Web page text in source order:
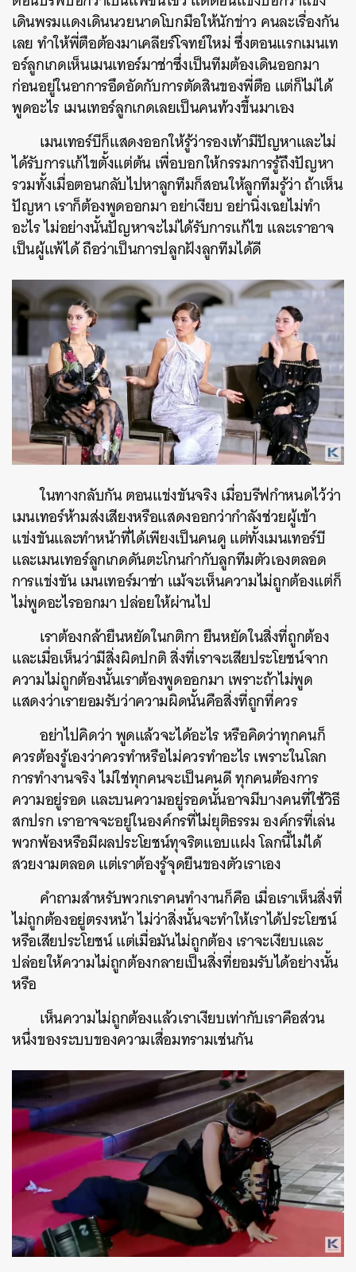
เดินพรมแดงเดินนวยนาดโบกมือให้นักข่าว คนละเรื่องกัน
เลย ทำให้พี่ตือต้องมาเคลียร์โจทย์ใหม่ ซึ่งตอนแรกเมนเท
อร์ลูกเกดเห็นเมนเทอร์มาช่าซึ่งเป็นทีมต้องเดินออกมา
ก่อนอยู่ในอาการอึดอัดกับการตัดสินของพี่ตือ แต่ก็ไม่ได้
พูดอะไร เมนเทอร์ลูกเกดเลยเป็นคนท้วงขึ้นมาเอง​
เมนเทอร์บีก็แสดงออกให้รู้ว่ารองเท้ามีปัญหาและไม่
ได้รับการแก้ไขตั้งแต่ต้น เพื่อบอกให้กรรมการรู้ถึงปัญหา
รวมทั้งเมื่อตอนกลับไปหาลูกทีมก็สอนให้ลูกทีมรู้ว่า ถ้าเห็น
ปัญหา เราก็ต้องพูดออกมา อย่าเงียบ อย่านิ่งเฉยไม่ทำ
อะไร ไม่อย่างนั้นปัญหาจะไม่ได้รับการแก้ไข และเราอาจ
เป็นผู้แพ้ได้ ถือว่าเป็นการปลูกฝังลูกทีมได้ดี
ในทางกลับกัน ตอนแข่งขันจริง เมื่อบรีฟกำหนดไว้ว่า
เมนเทอร์ห้ามส่งเสียงหรือแสดงออกว่ากำลังช่วยผู้เข้า
แข่งขันและทำหน้าที่ได้เพียงเป็นคนดู แต่ทั้งเมนเทอร์บี
และเมนเทอร์ลูกเกดดันตะโกนกำกับลูกทีมตัวเองตลอด
การแข่งขัน เมนเทอร์มาช่า แม้จะเห็นความไม่ถูกต้องแต่ก็
ไม่พูดอะไรออกมา ปล่อยให้ผ่านไป​
เราต้องกล้ายืนหยัดในกติกา ยืนหยัดในสิ่งที่ถูกต้อง
และเมื่อเห็นว่ามีสิ่งผิดปกติ สิ่งที่เราจะเสียประโยชน์จาก
ความไม่ถูกต้องนั้นเราต้องพูดออกมา เพราะถ้าไม่พูด
แสดงว่าเรายอมรับว่าความผิดนั้นคือสิ่งที่ถูกที่ควร
อย่าไปคิดว่า พูดแล้วจะได้อะไร หรือคิดว่าทุกคนก็
ควรต้องรู้เองว่าควรทำหรือไม่ควรทำอะไร เพราะในโลก
การทำงานจริง ไม่ใช่ทุกคนจะเป็นคนดี ทุกคนต้องการ
ความอยู่รอด และบนความอยู่รอดนั้นอาจมีบางคนที่ใช้วิธี
สกปรก เราอาจจะอยู่ในองค์กรที่ไม่ยุติธรรม องค์กรที่เล่น
พวกพ้องหรือมีผลประโยชน์ทุจริตแอบแฝง โลกนี้ไม่ได้
สวยงามตลอด แต่เราต้องรู้จุดยืนของตัวเราเอง
คำถามสำหรับพวกเราคนทำงานก็คือ เมื่อเราเห็นสิ่งที่
ไม่ถูกต้องอยู่ตรงหน้า ไม่ว่าสิ่งนั้นจะทำให้เราได้ประโยชน์
หรือเสียประโยชน์ แต่เมื่อมันไม่ถูกต้อง เราจะเงียบและ
ปล่อยให้ความไม่ถูกต้องกลายเป็นสิ่งที่ยอมรับได้อย่างนั้น
หรือ
เห็นความไม่ถูกต้องแล้วเราเงียบเท่ากับเราคือส่วน
หนึ่งของระบบของความเสื่อมทรามเช่นกัน